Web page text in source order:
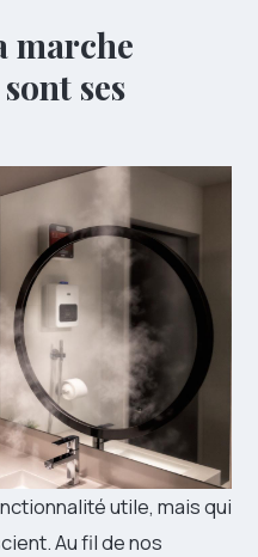
marche
ses
utile, mais qui
Au fil de nos